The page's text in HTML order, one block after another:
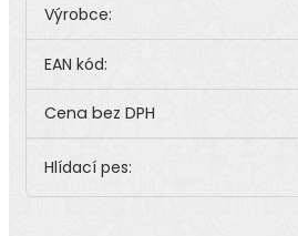
Výrobce:
EAN kód:
Hlídací pes: